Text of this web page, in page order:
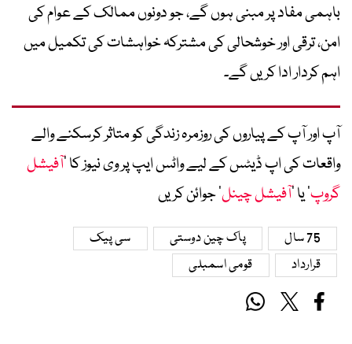
باہمی مفاد پر مبنی ہوں گے، جو دونوں ممالک کے عوام کی
امن، ترقی اور خوشحالی کی مشترکہ خواہشات کی تکمیل میں
اہم کردار ادا کریں گے۔
آپ اور آپ کے پیاروں کی روزمرہ زندگی کو متاثر کرسکنے والے
واقعات کی اپ ڈیٹس کے لیے واٹس ایپ پر وی نیوز کا ’آفیشل
گروپ‘ یا ’آفیشل چینل‘ جوائن کریں
75 سال پاک چین دوستی
سی پیک
قرارداد
قومی اسمبلی